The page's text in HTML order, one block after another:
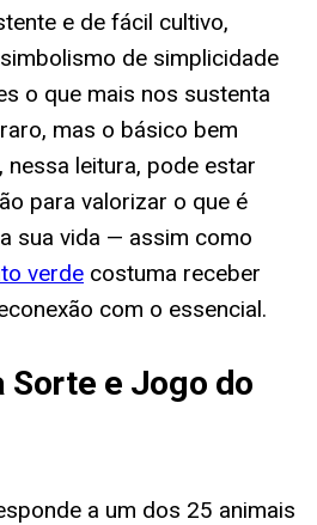
e de fácil cultivo,
de simplicidade
o que mais nos sustenta
mas o básico bem
nessa leitura, pode estar
para valorizar o que é
sua vida — assim como
verde costuma receber
com o essencial.
Sorte e Jogo do
a um dos 25 animais